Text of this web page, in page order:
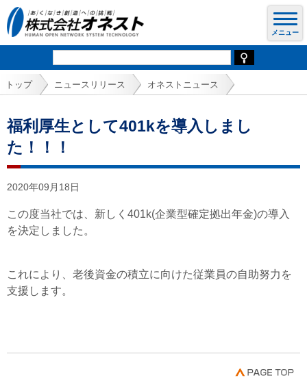
トップ ニュースリリース オネストニュース
福利厚生として401kを導入しまし
た！！！
2020年09月18日
この度当社では、新しく401k(企業型確定拠出年金)の導入
を決定しました。
これにより、老後資金の積立に向けた従業員の自助努力を
支援します。